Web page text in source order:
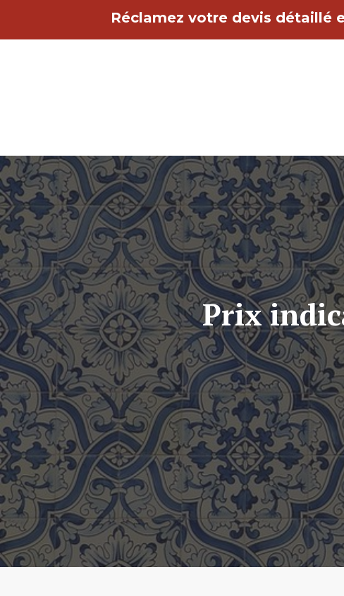
contenu
Réclamez votre devis détaillé
Prix